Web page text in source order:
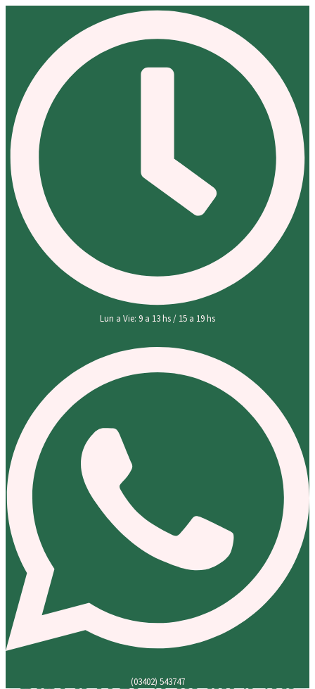
Lun a Vie: 9 a 13 hs / 15 a 19 hs
(03402) 543747